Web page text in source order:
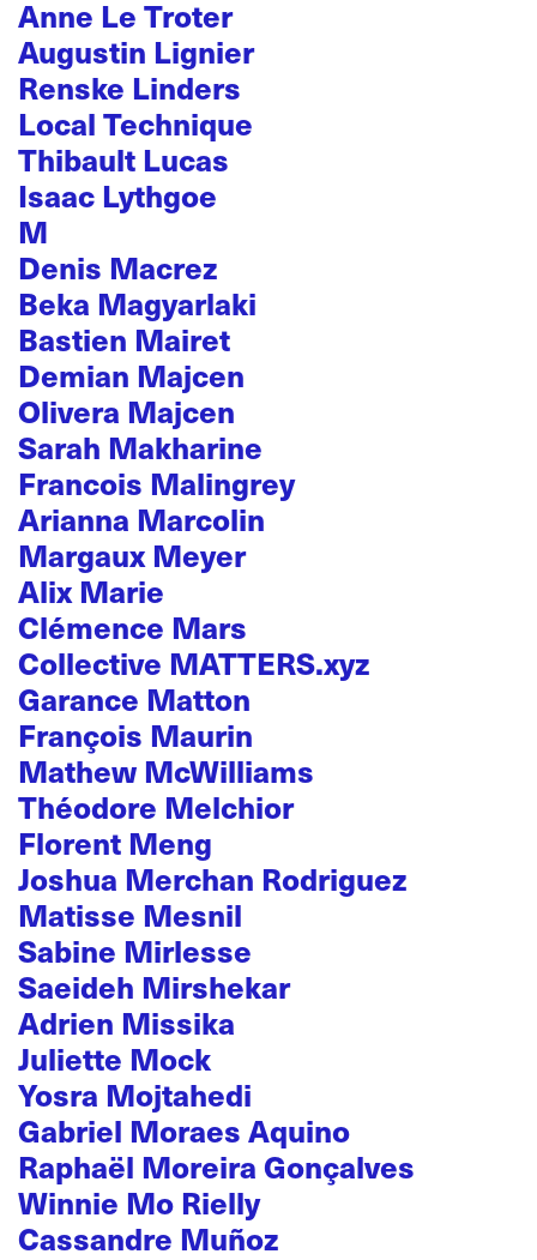
Anne Le Troter
Augustin Lignier
Renske Linders
Local Technique
Thibault Lucas
Isaac Lythgoe
M
Denis Macrez
Beka Magyarlaki
Bastien Mairet
Demian Majcen
Olivera Majcen
Sarah Makharine
Francois Malingrey
Arianna Marcolin
Margaux Meyer
Alix Marie
Clémence Mars
Collective MATTERS.xyz
Garance Matton
François Maurin
Mathew McWilliams
Théodore Melchior
Florent Meng
Joshua Merchan Rodriguez
Matisse Mesnil
Sabine Mirlesse
Saeideh Mirshekar
Adrien Missika
Juliette Mock
Yosra Mojtahedi
Gabriel Moraes Aquino
Raphaël Moreira Gonçalves
Winnie Mo Rielly
Cassandre Muñoz